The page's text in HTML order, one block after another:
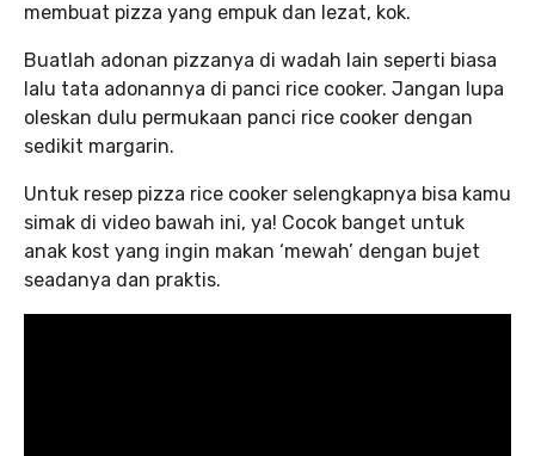
membuat pizza yang empuk dan lezat, kok.
Buatlah adonan pizzanya di wadah lain seperti biasa
lalu tata adonannya di panci rice cooker. Jangan lupa
oleskan dulu permukaan panci rice cooker dengan
sedikit margarin.
Untuk resep pizza rice cooker selengkapnya bisa kamu
simak di video bawah ini, ya! Cocok banget untuk
anak kost yang ingin makan ‘mewah’ dengan bujet
seadanya dan praktis.